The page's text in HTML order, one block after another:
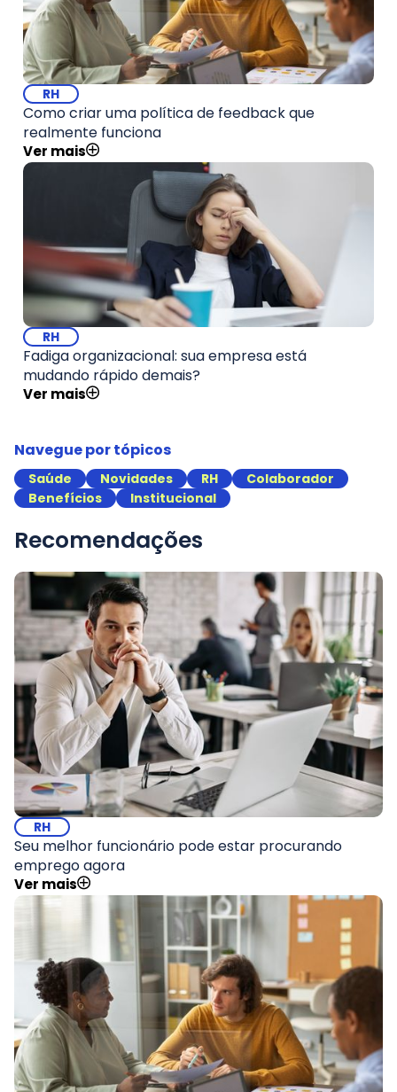
RH
Como criar uma política de feedback que
realmente funciona
Ver mais
RH
Fadiga organizacional: sua empresa está
mudando rápido demais?
Ver mais
Navegue por tópicos
Saúde Novidades RH
Colaborador
Benefícios
Institucional
Recomendações
RH
Seu melhor funcionário pode estar procurando
emprego agora
Ver mais